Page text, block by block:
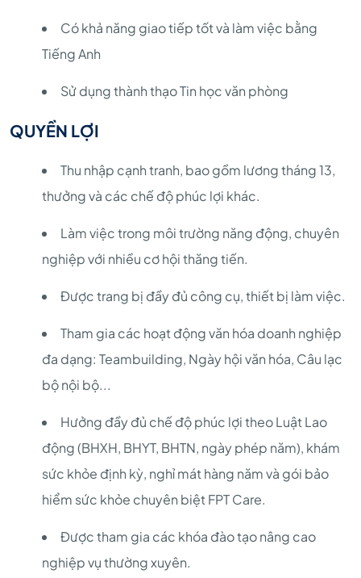
Có khả năng giao tiếp tốt và làm việc bằng
Tiếng Anh
Sử dụng thành thạo Tin học văn phòng
QUYỀN LỢI
Thu nhập cạnh tranh, bao gồm lương tháng 13,
thưởng và các chế độ phúc lợi khác.
Làm việc trong môi trường năng động, chuyên
nghiệp với nhiều cơ hội thăng tiến.
Được trang bị đầy đủ công cụ, thiết bị làm việc.
Tham gia các hoạt động văn hóa doanh nghiệp
đa dạng: Teambuilding, Ngày hội văn hóa, Câu lạc
bộ nội bộ...
Hưởng đầy đủ chế độ phúc lợi theo Luật Lao
động (BHXH, BHYT, BHTN, ngày phép năm), khám
sức khỏe định kỳ, nghỉ mát hàng năm và gói bảo
hiểm sức khỏe chuyên biệt FPT Care.
Được tham gia các khóa đào tạo nâng cao
nghiệp vụ thường xuyên.